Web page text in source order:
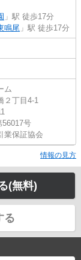
」駅 徒歩17分
鳴尾 」駅 徒歩17分
ム
２丁目4-1
56017号
業保証協会
情報の見方
(無料)
る